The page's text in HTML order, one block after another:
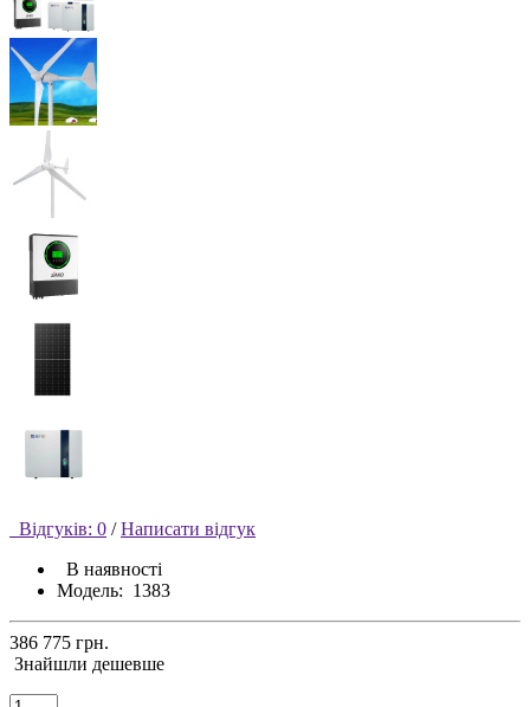
Відгуків: 0 / Написати відгук
В наявності
Модель: 1383
386 775 грн.
Знайшли дешевше